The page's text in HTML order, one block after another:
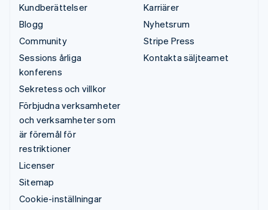
Kundberättelser
Blogg
Community
Sessions årliga
konferens
Sekretess och villkor
Förbjudna verksamheter
och verksamheter som
är föremål för
restriktioner
Licenser
Sitemap
Cookie-inställningar
Karriärer
Nyhetsrum
Stripe Press
Kontakta säljteamet